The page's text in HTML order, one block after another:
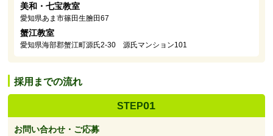
美和・七宝教室
愛知県あま市篠田生膾田67
蟹江教室
愛知県海部郡蟹江町源氏2-30 源氏マンション101
採用までの流れ
STEP01
お問い合わせ・ご応募